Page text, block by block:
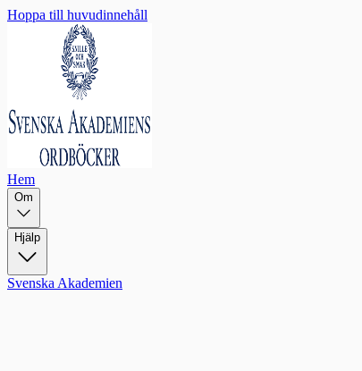
Hoppa till huvudinnehåll
Hem
Om
Hjälp
Svenska Akademien